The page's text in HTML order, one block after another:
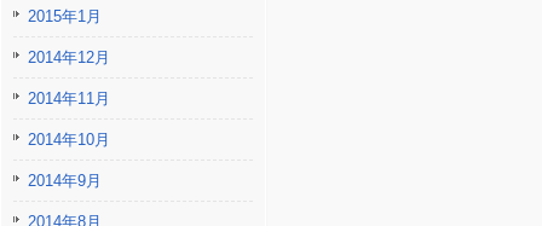
2015年1月
2014年12月
2014年11月
2014年10月
2014年9月
2014年8月